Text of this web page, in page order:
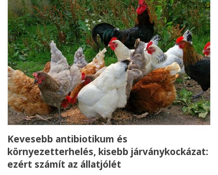
Kevesebb antibiotikum és
környezetterhelés, kisebb járványkockázat:
ezért számít az állatjólét